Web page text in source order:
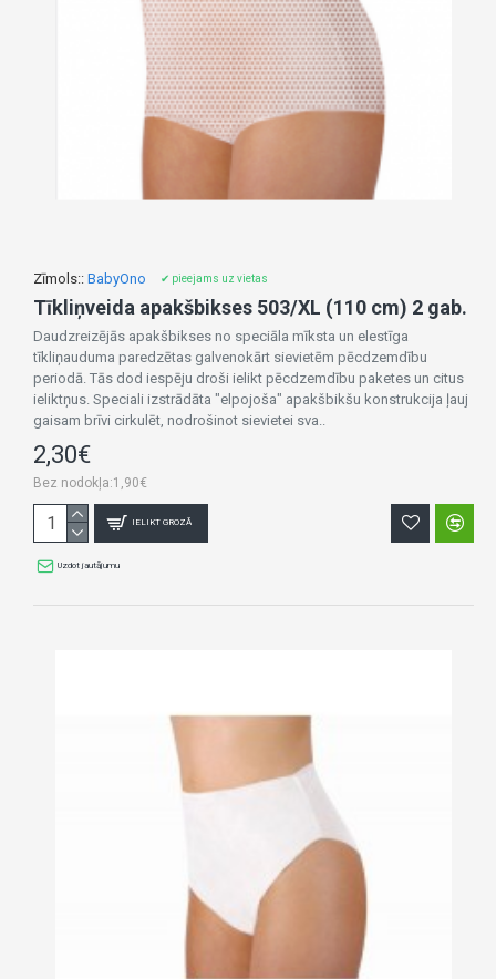
Zīmols:: BabyOno ✔ pieejams uz vietas
Tīkliņveida apakšbikses 503/XL (110 cm) 2 gab.
Daudzreizējās apakšbikses no speciāla mīksta un elestīga
tīkliņauduma paredzētas galvenokārt sievietēm pēcdzemdību
periodā. Tās dod iespēju droši ielikt pēcdzemdību paketes un citus
ieliktņus. Speciali izstrādāta "elpojoša" apakšbikšu konstrukcija ļauj
gaisam brīvi cirkulēt, nodrošinot sievietei sva..
2,30€
Bez nodokļa:1,90€
IELIKT GROZĀ
Uzdot jautājumu